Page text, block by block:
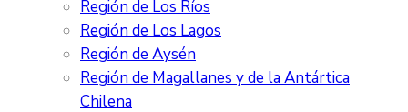
Región de Los Ríos
Región de Los Lagos
Región de Aysén
Región de Magallanes y de la Antártica
Chilena